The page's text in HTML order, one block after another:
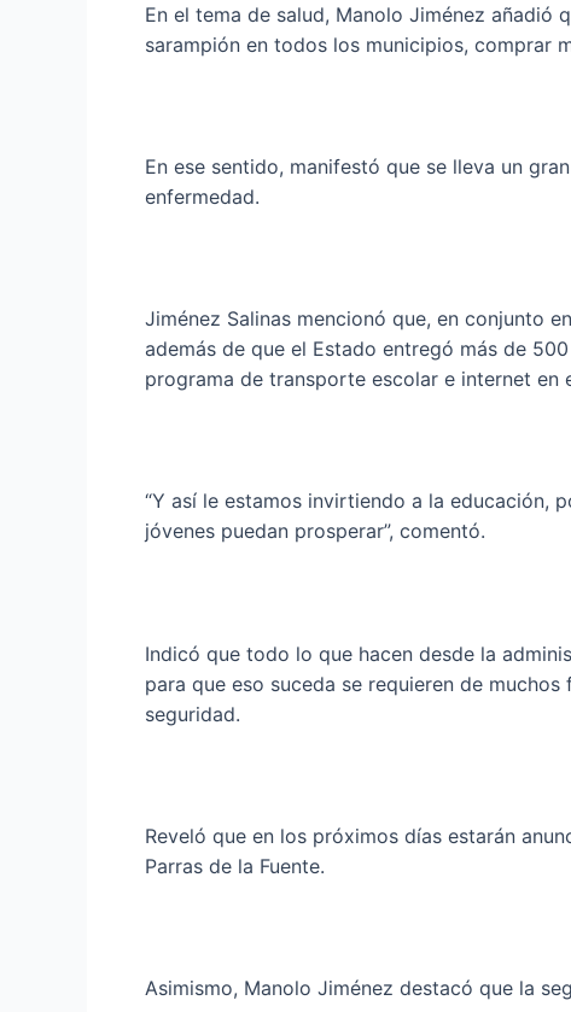
En el tema de salud, Manolo Jiménez añadió
sarampión en todos los municipios, comprar
En ese sentido, manifestó que se lleva un
enfermedad.
Jiménez Salinas mencionó que, en conjunto
además de que el Estado entregó más de
programa de transporte escolar e internet en
“Y así le estamos invirtiendo a la educación,
jóvenes puedan prosperar”, comentó.
Indicó que todo lo que hacen desde la
para que eso suceda se requieren de
seguridad.
Reveló que en los próximos días estarán
Parras de la Fuente.
Asimismo, Manolo Jiménez destacó que la